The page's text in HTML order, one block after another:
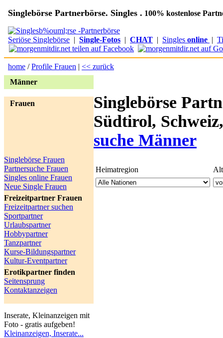
Singlebörse Partnerbörse. Singles . 100% kostenlose
Seriöse Singlebörse | Single-Fotos | CHAT | Singles online |
home /Profile Frauen | << zurück
Männer
Frauen
Singlebörse Frauen
Partnersuche Frauen
Singles online Frauen
Neue Single Frauen
Freizeitpartner Frauen
Freizeitpartner suchen
Sportpartner
Urlaubspartner
Hobbypartner
Tanzpartner
Kurse-Bildungspartner
Kultur-Eventpartner
Erotikpartner finden
Seitensprung
Kontaktanzeigen
Inserate, Kleinanzeigen mit
Foto - gratis aufgeben!
Kleinanzeigen, Inserate...
Singlebörse
Südtirol,
suche Männer
Heimatregion